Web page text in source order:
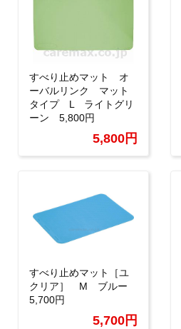
すべり止めマット オ
ーバルリンク マット
タイプ L ライトグリ
ーン 5,800円
5,800円
すべり止めマット［ユ
クリア］ M ブルー
5,700円
5,700円